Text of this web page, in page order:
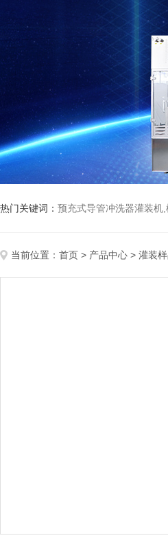
热门关键词： 预充式导管冲洗器灌装机
当前位置： 首页 > 产品中心 > 灌装